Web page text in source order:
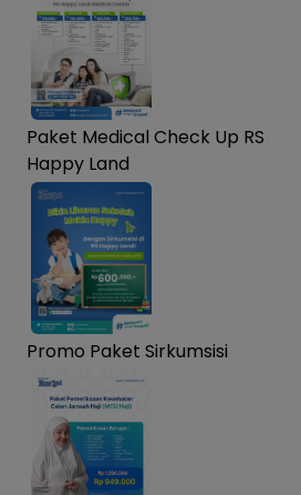
Paket Medical Check Up RS
Happy Land
Promo Paket Sirkumsisi